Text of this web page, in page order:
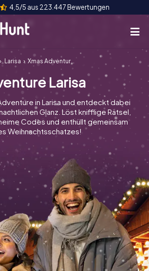
4,5/5 aus 223.447 Bewertungen
AT CH
UK
NL
Tickets buchen
Larisa Xmas Adventure Larisa
Larisa
in Larisa und entdeckt dabei
Glanz. Löst knifflige Rätsel,
Codes und enthüllt gemeinsam
Weihnachtsschatzes!